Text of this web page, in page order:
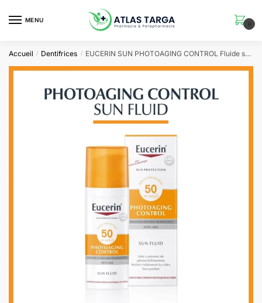
MENU
0
Accueil / Dentifrices / EUCERIN SUN PHOTOAGING CONTROL Fluide spf 50 | 50ML